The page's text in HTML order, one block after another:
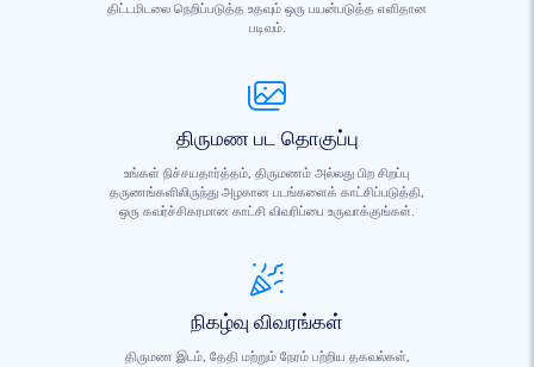
திட்டமிடலை நெறிப்படுத்த உதவும் ஒரு பயன்படுத்த எளிதான
படிவம்.
திருமண பட தொகுப்பு
உங்கள் நிச்சயதார்த்தம், திருமணம் அல்லது பிற சிறப்பு
தருணங்களிலிருந்து அழகான படங்களைக் காட்சிப்படுத்தி,
ஒரு கவர்ச்சிகரமான காட்சி விவரிப்பை உருவாக்குங்கள்.
நிகழ்வு விவரங்கள்
திருமண இடம், தேதி மற்றும் நேரம் பற்றிய தகவல்கள்,